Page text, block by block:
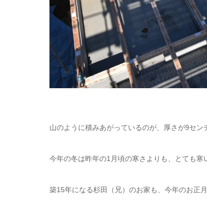
山のように積みあがっているのが、厚さが9セン
今年の冬は昨年の1月頃の寒さよりも、とても寒
築15年になる杉田（兄）のお家も、今年のお正